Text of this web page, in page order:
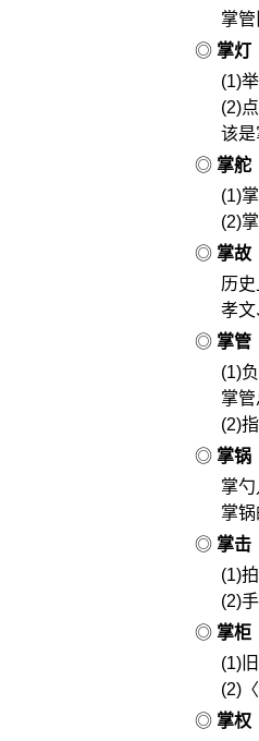
掌
◎ 掌灯
(1)
(2)
该是
◎ 掌舵
(1)
(2)
◎ 掌故
历
孝
◎ 掌管
(1)
掌
(2)
◎ 掌锅
掌
掌
◎ 掌击
(1)
(2)
◎ 掌柜
(1)
(2)
◎ 掌权